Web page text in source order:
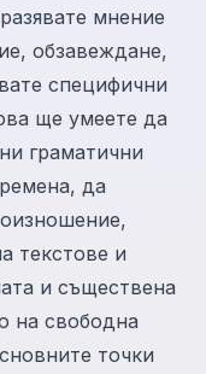
мнение
обзавеждане,
специфични
ще умеете да
граматични
да
текстове и
и съществена
на свободна
точки